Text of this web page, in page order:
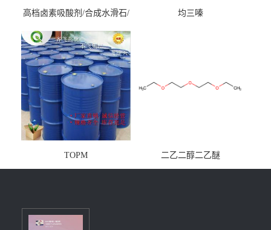
高档卤素吸酸剂/合成水滑石/
均三嗪
TOPM 二乙二醇二乙醚